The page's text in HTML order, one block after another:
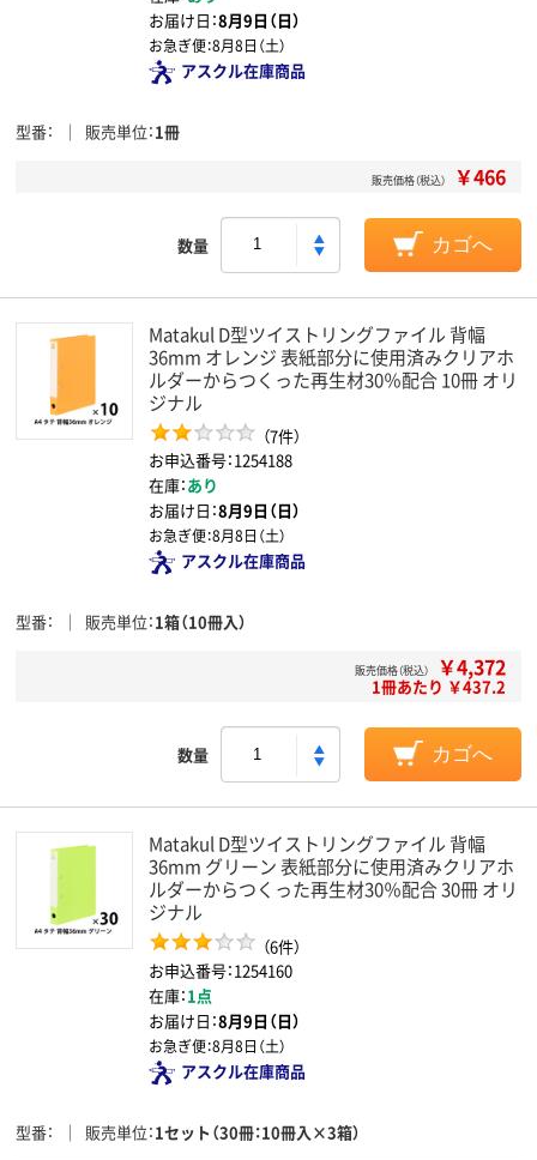
お届け日：8月9日（日）
お急ぎ便：8月8日（土）
アスクル在庫商品
型番 販売単位 1冊
販売価格（税込） ￥466
数量 カゴへ
Matakul D型ツイストリングファイル 背幅
36mm オレンジ 表紙部分に使用済みクリアホ
ルダーからつくった再生材30％配合 10冊 オリ
ジナル
（7件）
お申込番号：1254188
在庫：あり
お届け日：8月9日（日）
お急ぎ便：8月8日（土）
アスクル在庫商品
型番 販売単位 1箱（10冊入）
販売価格（税込） ￥4,372
1冊あたり ￥437.2
数量 カゴへ
Matakul D型ツイストリングファイル 背幅
36mm グリーン 表紙部分に使用済みクリアホ
ルダーからつくった再生材30％配合 30冊 オリ
ジナル
（6件）
お申込番号：1254160
在庫：1点
お届け日：8月9日（日）
お急ぎ便：8月8日（土）
アスクル在庫商品
型番 販売単位 1セット（30冊：10冊入×3箱）